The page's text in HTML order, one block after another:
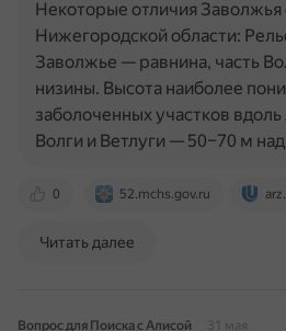
0 52.mchs.gov.ru
Некоторые отличия
Нижегородской области:
Заволжье — равнина, часть
низины. Высота наиболее
заболоченных участков
Волги и Ветлуги — 50–70 м
Читать далее
Вопрос для Поиска с Алисой
31 мая